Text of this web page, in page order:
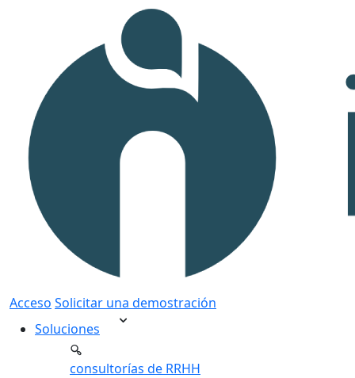
Acceso Solicitar una demostración
Soluciones
consultorías de RRHH